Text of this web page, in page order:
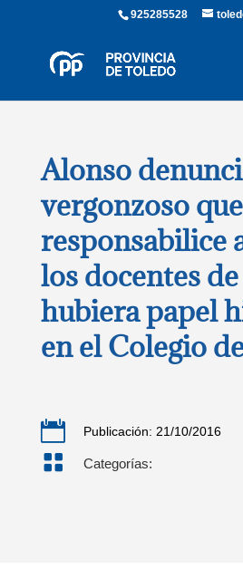
925285528
Alonso
vergonzoso
responsabilice
los docentes
hubiera papel
en el Colegio
 Publicación: 21/10/2016
 Categorías: